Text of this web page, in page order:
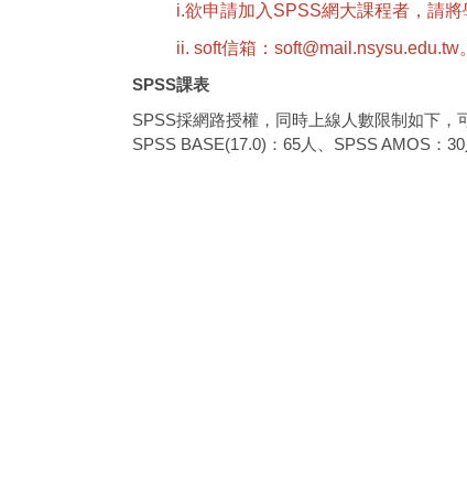
i.欲申請加入SPSS網大課程者，請
ii. soft信箱：soft@mail.nsysu.edu.tw。
SPSS課表
SPSS採網路授權，同時上線人數限制如下，
SPSS BASE(17.0)：65人、SPSS AMOS：